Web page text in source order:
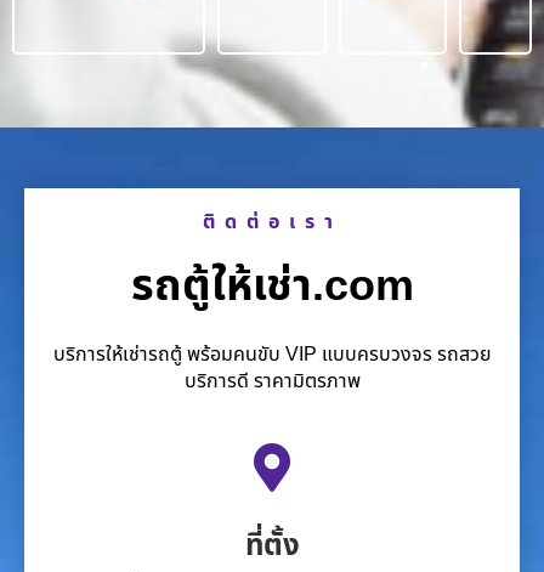
ติดต่อเรา
รถตู้ให้เช่า.com
บริการให้เช่ารถตู้ พร้อมคนขับ VIP แบบครบวงจร รถสวย
บริการดี ราคามิตรภาพ
ที่ตั้ง